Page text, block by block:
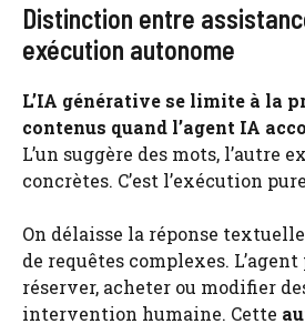
Distinction entre
exécution autonome
L’IA générative se limite à la
contenus quand l’agent IA
L’un suggère des mots, l’autre
concrètes. C’est l’exécution
On délaisse la réponse
de requêtes complexes.
réserver, acheter ou modifier
intervention humaine. Cette